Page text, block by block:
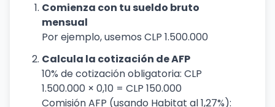
Comienza con tu sueldo bruto
mensual
Por ejemplo, usemos CLP 1.500.000
Calcula la cotización de AFP
10% de cotización obligatoria: CLP
1.500.000 × 0,10 = CLP 150.000
Comisión AFP (usando Habitat al 1,27%):